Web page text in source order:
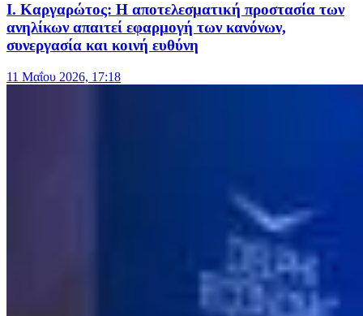
Ι. Καργαρώτος: Η αποτελεσματική προστασία των
ανηλίκων απαιτεί εφαρμογή των κανόνων,
συνεργασία και κοινή ευθύνη
11 Μαΐου 2026, 17:18